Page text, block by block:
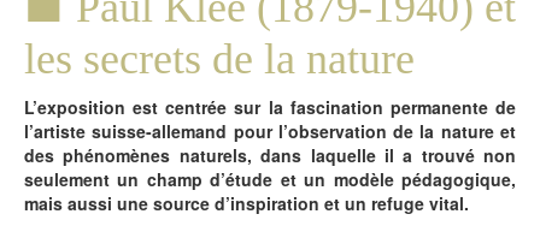
les secrets de la nature
L’exposition est centrée sur la fascination permanente de
l’artiste suisse-allemand pour l’observation de la nature et
des phénomènes naturels, dans laquelle il a trouvé non
seulement un champ d’étude et un modèle pédagogique,
mais aussi une source d’inspiration et un refuge vital.